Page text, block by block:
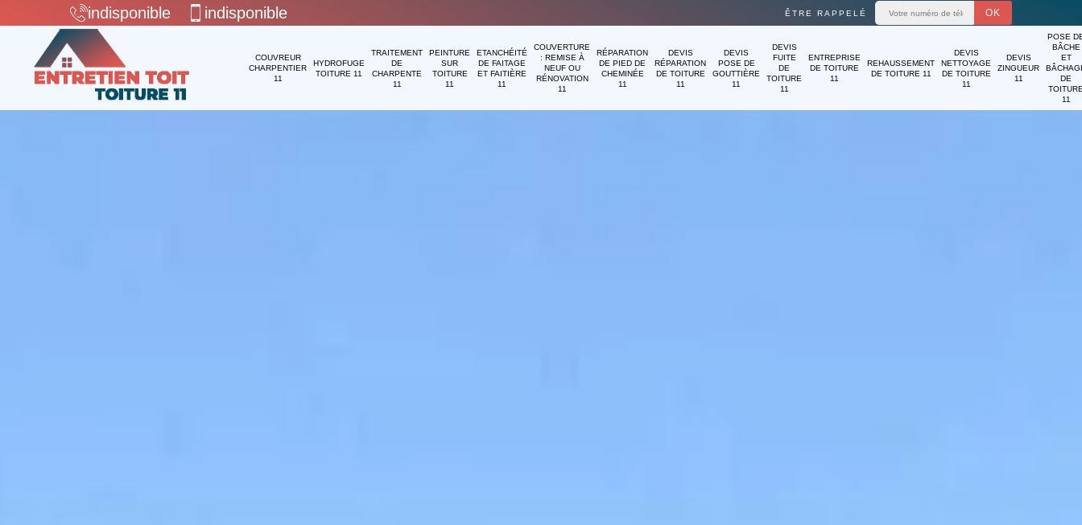
indisponible indisponible ÊTRE RAPPELÉ
COUVREUR
CHARPENTIER
11
HYDROFUGE
TOITURE 11
TRAITEMENT
DE
CHARPENTE
11
PEINTURE
SUR
TOITURE
11
ETANCHÉITÉ
DE FAITAGE
ET FAITIÈRE
11
COUVERTURE
: REMISE À
NEUF OU
RÉNOVATION
11
RÉPARATION
DE PIED DE
CHEMINÉE
11
DEVIS
RÉPARATION
DE TOITURE
11
DEVIS
POSE DE
GOUTTIÈRE
11
DEVIS
FUITE
DE
TOITURE
11
ENTREPRISE
DE TOITURE
11
REHAUSSEMENT
DE TOITURE 11
DEVIS
NETTOYAGE
DE TOITURE
11
DEVIS
ZINGUEUR
11
POSE
BÂCHE
ET
DE
11